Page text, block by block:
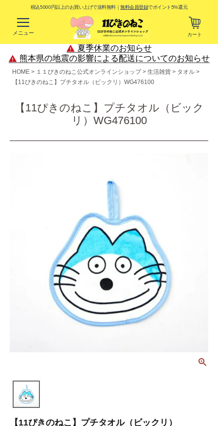
税込5000円以上のお買い上げで送料無料｜無料会員登録でポイント5%還元
メニュー カート
夏季休業のお知らせ
熊本県の地震の影響による配送についてのお知らせ
HOME １１ぴきのねこ公式オンラインショップ 生活雑貨
タオル
【11ぴきのねこ】プチタオル（ビックリ）WG476100
【11ぴきのねこ】プチタオル（ビック
リ）WG476100
【11ぴきのねこ】プチタオル（ビックリ）